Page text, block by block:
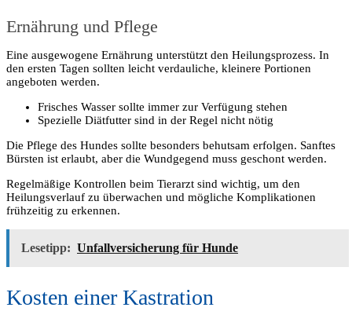
Ernährung und Pflege
Eine ausgewogene Ernährung unterstützt den Heilungsprozess. In
den ersten Tagen sollten leicht verdauliche, kleinere Portionen
angeboten werden.
Frisches Wasser sollte immer zur Verfügung stehen
Spezielle Diätfutter sind in der Regel nicht nötig
Die Pflege des Hundes sollte besonders behutsam erfolgen. Sanftes
Bürsten ist erlaubt, aber die Wundgegend muss geschont werden.
Regelmäßige Kontrollen beim Tierarzt sind wichtig, um den
Heilungsverlauf zu überwachen und mögliche Komplikationen
frühzeitig zu erkennen.
Lesetipp: Unfallversicherung für Hunde
Kosten einer Kastration